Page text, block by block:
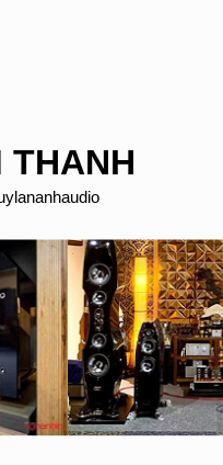
THANH